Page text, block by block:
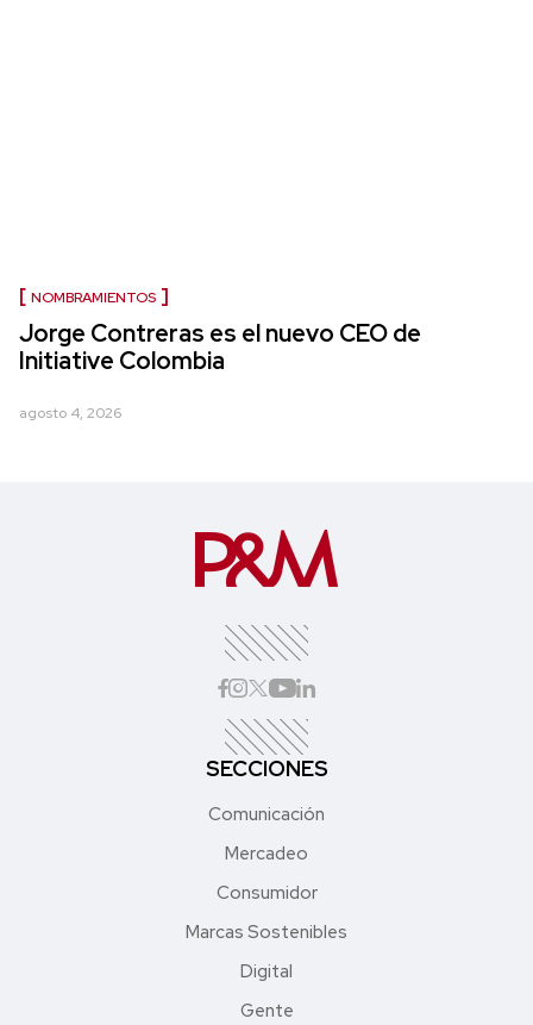
NOMBRAMIENTOS
Jorge Contreras es el nuevo CEO de
Initiative Colombia
agosto 4, 2026
SECCIONES
Comunicación
Mercadeo
Consumidor
Marcas Sostenibles
Digital
Gente